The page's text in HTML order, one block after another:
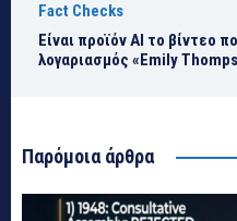
Fact Checks
Είναι προϊόν ΑΙ το βίντεο
λογαριασμός «Emily
Παρόμοια άρθρα